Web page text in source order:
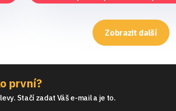
Zobrazit další
první?
Stačí zadat Váš e-mail a je to.